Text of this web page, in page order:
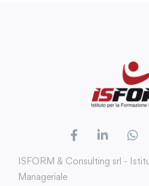
ISFORM & Consulting srl -
Manageriale